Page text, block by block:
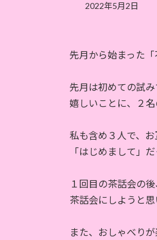
2022年5月2日
先月から始まった
先月は初めての試
嬉しいことに、２
私も含め３人で、
「はじめまして」
１回目の茶話会の
茶話会にしようと思
また、おしゃべり